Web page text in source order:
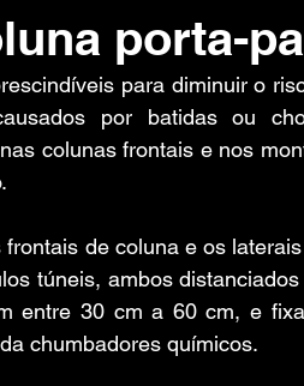
porta-
para diminuir o
por batidas ou
colunas frontais e nos
de coluna e os
túneis, ambos
entre 30 cm a 60 cm, e
chumbadores químicos.